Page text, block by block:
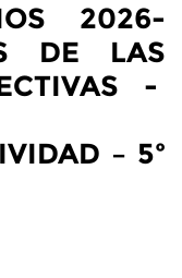
2026-
DE LAS
-
– 5º